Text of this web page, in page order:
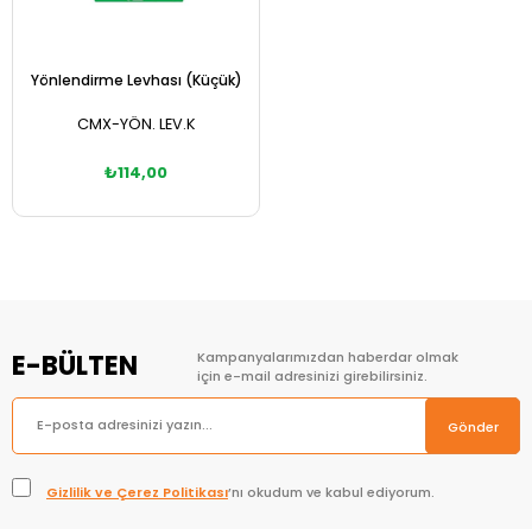
Yönlendirme Levhası (Küçük)
CMX-YÖN. LEV.K
₺114,00
E-BÜLTEN
Kampanyalarımızdan haberdar olmak
için e-mail adresinizi girebilirsiniz.
Gönder
Gizlilik ve Çerez Politikası’nı okudum ve kabul ediyorum.